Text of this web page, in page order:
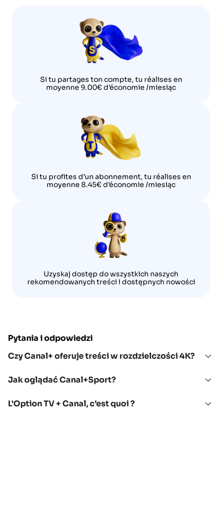
Si tu partages ton compte, tu réalises en
moyenne 9.00€ d’économie /miesiąc
Si tu profites d’un abonnement, tu réalises en
moyenne 8.45€ d’économie /miesiąc
Uzyskaj dostęp do wszystkich naszych
rekomendowanych treści i dostępnych nowości
Pytania i odpowiedzi
Czy Canal+ oferuje treści w rozdzielczości 4K?
Jak oglądać Canal+Sport?
L'Option TV + Canal, c'est quoi ?